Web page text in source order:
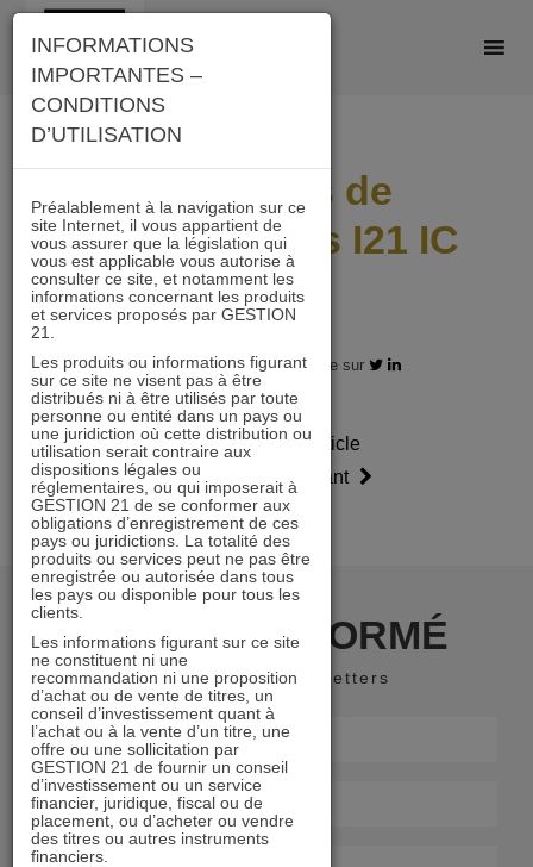
Skip
content
Scénarios de
performances I21 IC
2507
31.07.2025 - Partagez l'article sur
Article
précédent
Article
suivant
RESTER INFORMÉ
Recevoir nos newsletters
INFORMATIONS
IMPORTANTES –
CONDITIONS
D’UTILISATION
Préalablement à la navigation sur ce
site Internet, il vous appartient de
vous assurer que la législation qui
vous est applicable vous autorise à
consulter ce site, et notamment les
informations concernant les produits
et services proposés par GESTION
21.
Les produits ou informations figurant
sur ce site ne visent pas à être
distribués ni à être utilisés par toute
personne ou entité dans un pays ou
une juridiction où cette distribution ou
utilisation serait contraire aux
dispositions légales ou
réglementaires, ou qui imposerait à
GESTION 21 de se conformer aux
obligations d’enregistrement de ces
pays ou juridictions. La totalité des
produits ou services peut ne pas être
enregistrée ou autorisée dans tous
les pays ou disponible pour tous les
clients.
Les informations figurant sur ce site
ne constituent ni une
recommandation ni une proposition
d’achat ou de vente de titres, un
conseil d’investissement quant à
l’achat ou à la vente d’un titre, une
offre ou une sollicitation par
GESTION 21 de fournir un conseil
d’investissement ou un service
financier, juridique, fiscal ou de
placement, ou d’acheter ou vendre
des titres ou autres instruments
financiers.